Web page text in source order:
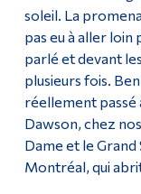
soleil. La
pas eu à aller
parlé et devant
plusieurs fois.
réellement passé
Dawson, chez
Dame et le Grand
Montréal, qui